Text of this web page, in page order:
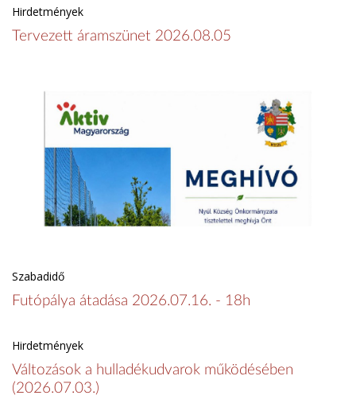
Hirdetmények
Tervezett áramszünet 2026.08.05
Szabadidő
Futópálya átadása 2026.07.16. - 18h
Hirdetmények
Változások a hulladékudvarok működésében
(2026.07.03.)